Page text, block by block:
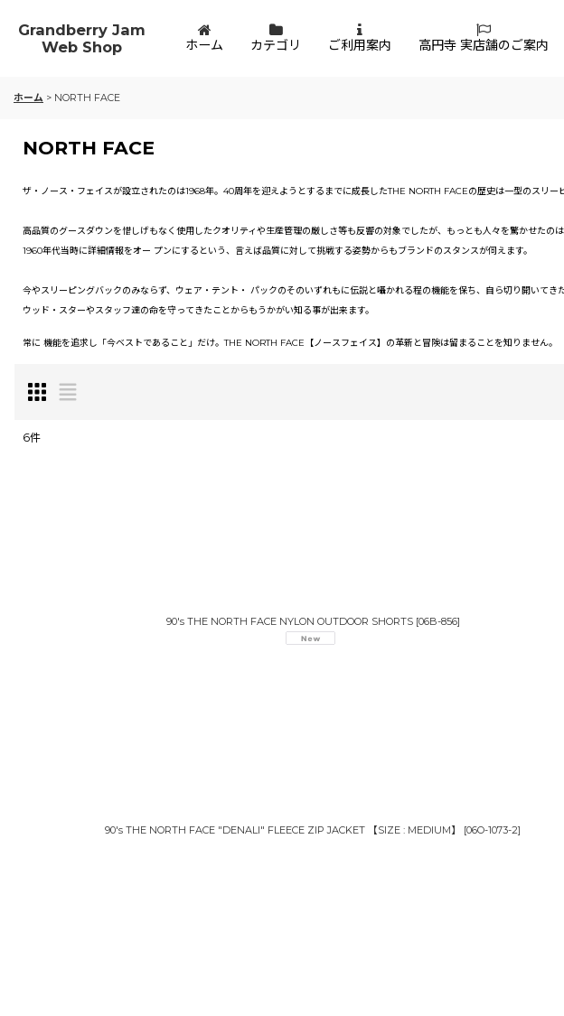
Grandberry Jam
Web Shop
ホーム カテゴリ ご利用案内 高円寺 実店舗のご案内
ホーム > NORTH FACE
NORTH FACE
ザ・ノース・フェイスが設立されたのは1968年。40周年を迎えようとするまでに成長したTHE NORTH FACEの歴史は一型のスリー
高品質のグースダウンを惜しげもなく使用したクオリティや生産管理の厳しさ等も反響の対象でしたが、もっとも人々を驚かせた
1960年代当時に詳細情報をオー プンにするという、言えば品質に対して挑戦する姿勢からもブランドのスタンスが伺えます。
今やスリーピングバックのみならず、ウェア・テント・ パックのそのいずれもに伝説と囁かれる程の機能を保ち、自ら切り開い
ウッド・スターやスタッフ達の命を守ってきたことからもうかがい知る事が出来ます。
常に 機能を追求し「今ベストであること」だけ。THE NORTH FACE【ノースフェイス】の革新と冒険は留まることを知りません。
6件
90's THE NORTH FACE NYLON OUTDOOR SHORTS [06B-856]
90's THE NORTH FACE "DENALI" FLEECE ZIP JACKET 【SIZE : MEDIUM】 [06O-1073-2]